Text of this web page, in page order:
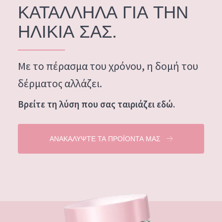
Ενυδάτωση και λάμψη
Πρόβλημα στην επιδερμίδα: Μείωση των ρυτίδων
Πρόβλημα στην επιδερμίδα: Ανάπλαση
Συσφιξη
ΚΡΕΜΑ ΗΜΕΡΑΣ
German
Spanish
Greek
ΚΑΤΑΛΛΗΛΑ ΓΙΑ ΤΗΝ
ΗΛΙΚΙΑ ΣΑΣ.
Με το πέρασμα του χρόνου, η δομή του
δέρματος αλλάζει.
Βρείτε τη λύση που σας ταιριάζει εδώ.
ΑΝΑΚΑΛΥΨΤΕ ΤΑ ΠΡΟΪΟΝΤΑ ΜΑΣ